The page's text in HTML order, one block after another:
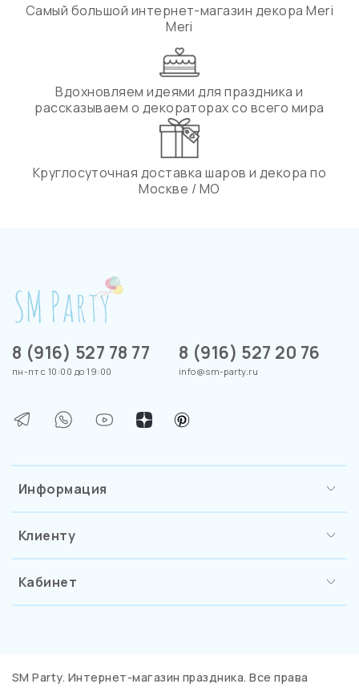
Самый большой интернет-магазин декора Meri
Meri
Вдохновляем идеями для праздника и
рассказываем о декораторах со всего мира
Круглосуточная доставка шаров и декора по
Москве / МО
Информация
Клиенту
Кабинет
8 (916) 527 78 77
пн-пт с 10:00 до 19:00
8 (916) 527 20 76
info@sm-party.ru
SM Party. Интернет-магазин праздника. Все права